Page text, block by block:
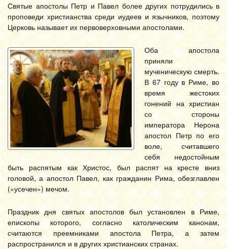
Святые апостолы Петр и Павел более других потрудились в
проповеди христианства среди иудеев и язычников, поэтому
Церковь называет их первоверховными апостолами.
Оба апостола
приняли
мученическую смерть.
В 67 году в Риме, во
время жестоких
гонений на христиан
со стороны
императора Нерона
апостол Петр по его
воле, считавшего
себя недостойным
быть распятым как Христос, был распят на кресте вниз
головой, а апостол Павел, как гражданин Рима, обезглавлен
(«усечен») мечом.
Праздник дня святых апостолов был установлен в Риме,
епископы которого, согласно католическим канонам,
считаются преемниками апостола Петра, а затем
распространился и в других христианских странах.